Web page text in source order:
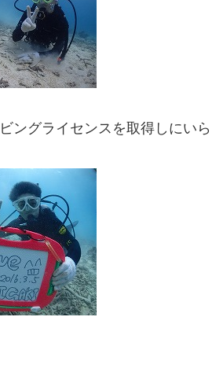
ングライセンスを取得しにい